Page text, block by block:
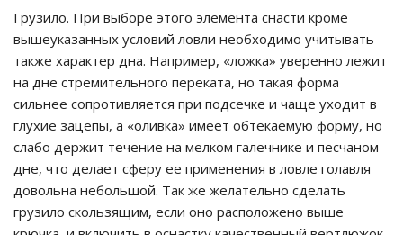
Грузило. При выборе этого элемента снасти кроме
вышеуказанных условий ловли необходимо учитывать
также характер дна. Например, «ложка» уверенно лежит
на дне стремительного переката, но такая форма
сильнее сопротивляется при подсечке и чаще уходит в
глухие зацепы, а «оливка» имеет обтекаемую форму, но
слабо держит течение на мелком галечнике и песчаном
дне, что делает сферу ее применения в ловле голавля
довольна небольшой. Так же желательно сделать
грузило скользящим, если оно расположено выше